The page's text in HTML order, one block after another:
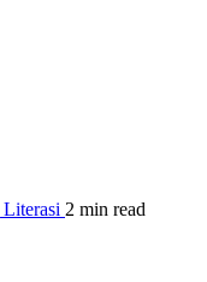
2 min read